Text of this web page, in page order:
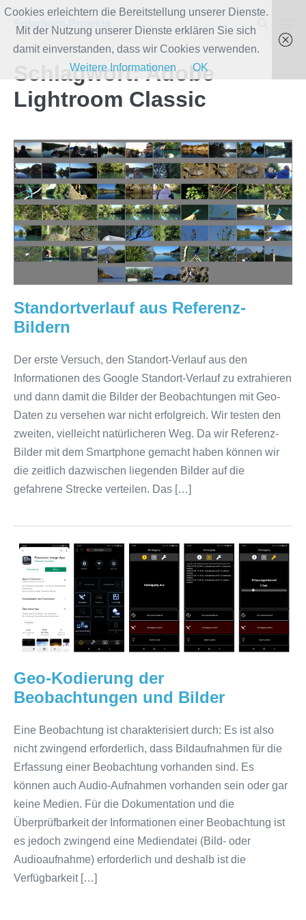
Zum
Inhalt
springen
Solarboot-Projekte
Schalter
Schlagwort:Adobe
Lightroom Classic
Standortverlauf
aus
Referenz-
Bildern
Standortverlauf aus Referenz-
Bildern
Der erste Versuch, den Standort-Verlauf aus den
Informationen des Google Standort-Verlauf zu extrahieren
und dann damit die Bilder der Beobachtungen mit Geo-
Daten zu versehen war nicht erfolgreich. Wir testen den
zweiten, vielleicht natürlicheren Weg. Da wir Referenz-
Bilder mit dem Smartphone gemacht haben können wir
die zeitlich dazwischen liegenden Bilder auf die
gefahrene Strecke verteilen. Das […]
Geo-
Kodierung
der
Beobachtungen
und
Bilder
Geo-Kodierung der
Beobachtungen und Bilder
Eine Beobachtung ist charakterisiert durch: Es ist also
nicht zwingend erforderlich, dass Bildaufnahmen für die
Erfassung einer Beobachtung vorhanden sind. Es
können auch Audio-Aufnahmen vorhanden sein oder gar
keine Medien. Für die Dokumentation und die
Überprüfbarkeit der Informationen einer Beobachtung ist
es jedoch zwingend eine Mediendatei (Bild- oder
Audioaufnahme) erforderlich und deshalb ist die
Verfügbarkeit […]
Cookies erleichtern die Bereitstellung unserer Dienste.
Mit der Nutzung unserer Dienste erklären Sie sich
damit einverstanden, dass wir Cookies verwenden.
Weitere Informationen
OK